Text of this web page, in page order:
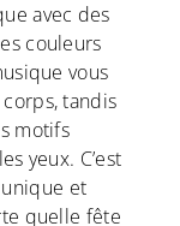
avec des
couleurs
vous
tandis
motifs
yeux. C’est
et
quelle fête